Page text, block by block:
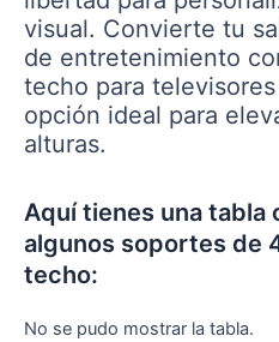
visual. Convierte tu
de entretenimiento
techo para
opción ideal para
alturas.
Aquí tienes una tabla
algunos soportes de
techo:
No se pudo mostrar la tabla.